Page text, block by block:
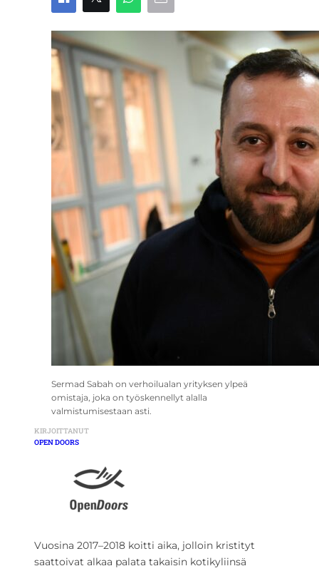
Sermad Sabah on verhoilualan yrityksen ylpeä
omistaja, joka on työskennellyt alalla
valmistumisestaan asti.
KIRJOITTANUT
OPEN DOORS
Vuosina 2017–2018 koitti aika, jolloin kristityt
saattoivat alkaa palata takaisin kotikyliinsä